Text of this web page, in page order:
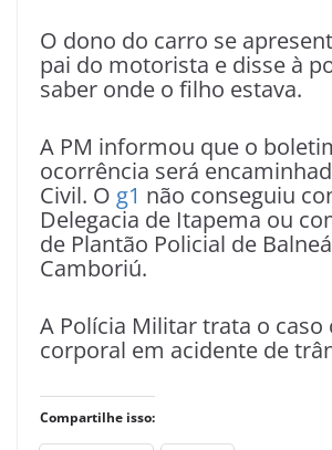
O dono do carro se
pai do motorista e disse à
saber onde o filho estava.
A PM informou que o
ocorrência será
Civil. O g1 não conseguiu
Delegacia de Itapema ou
de Plantão Policial de
Camboriú.
A Polícia Militar trata o caso
corporal em acidente de
Compartilhe isso: